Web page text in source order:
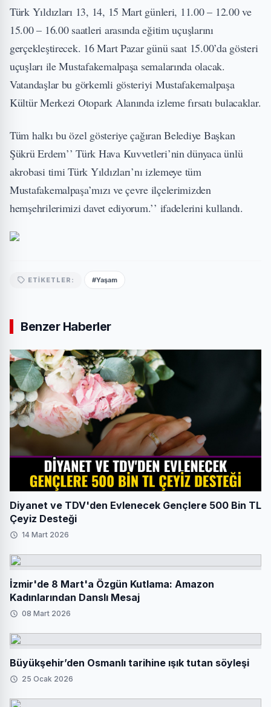
Türk Yıldızları 13, 14, 15 Mart günleri, 11.00 – 12.00 ve
15.00 – 16.00 saatleri arasında eğitim uçuşlarını
gerçekleştirecek. 16 Mart Pazar günü saat 15.00’da gösteri
uçuşları ile Mustafakemalpaşa semalarında olacak.
Vatandaşlar bu görkemli gösteriyi Mustafakemalpaşa
Kültür Merkezi Otopark Alanında izleme fırsatı bulacaklar.
Tüm halkı bu özel gösteriye çağıran Belediye Başkan
Şükrü Erdem’’ Türk Hava Kuvvetleri’nin dünyaca ünlü
akrobasi timi Türk Yıldızları’nı izlemeye tüm
Mustafakemalpaşa’mızı ve çevre ilçelerimizden
hemşehrilerimizi davet ediyorum.’’ ifadelerini kullandı.
ETIKETLER: #Yaşam
Benzer Haberler
Diyanet ve TDV'den Evlenecek Gençlere 500 Bin TL
Çeyiz Desteği
14 Mart 2026
İzmir'de 8 Mart'a Özgün Kutlama: Amazon
Kadınlarından Danslı Mesaj
08 Mart 2026
Büyükşehir’den Osmanlı tarihine ışık tutan söyleşi
25 Ocak 2026